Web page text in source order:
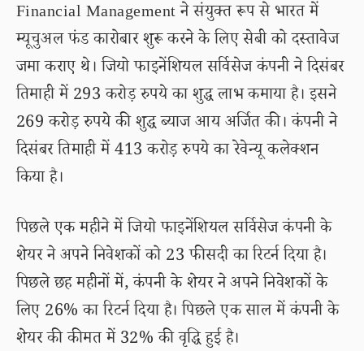
Financial Management ने संयुक्त रूप से भारत में
म्यूचुअल फंड कारोबार शुरू करने के लिए सेबी को दस्तावेज
जमा कराए थे। जियो फाइनेंशियल सर्विसेज कंपनी ने दिसंबर
तिमाही में 293 करोड़ रुपये का शुद्ध लाभ कमाया है। इसने
269 करोड़ रुपये की शुद्ध ब्याज आय अर्जित की। कंपनी ने
दिसंबर तिमाही में 413 करोड़ रुपये का रेवेन्यू कलेक्शन
किया है।
पिछले एक महीने में जियो फाइनेंशियल सर्विसेज कंपनी के
शेयर ने अपने निवेशकों को 23 फीसदी का रिटर्न दिया है।
पिछले छह महीनों में, कंपनी के शेयर ने अपने निवेशकों के
लिए 26% का रिटर्न दिया है। पिछले एक साल में कंपनी के
शेयर की कीमत में 32% की वृद्धि हुई है।